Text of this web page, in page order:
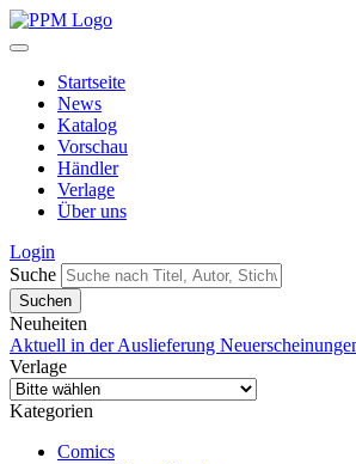
Startseite
News
Katalog
Vorschau
Händler
Verlage
Über uns
Login
Suche
Neuheiten
Aktuell in der Auslieferung
Verlage
Kategorien
Comics